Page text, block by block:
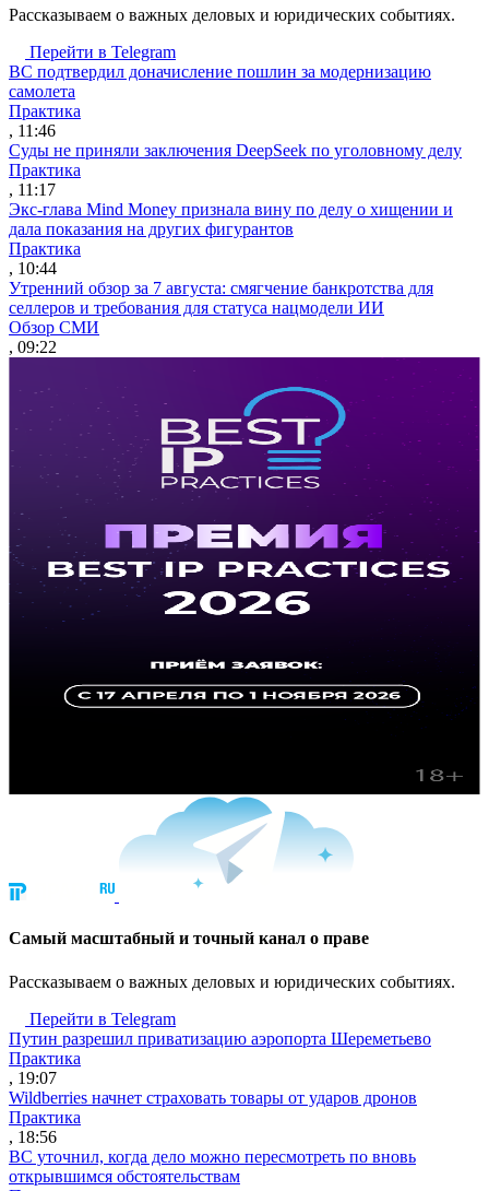
Рассказываем о важных деловых и юридических событиях.
Перейти в Telegram
ВС подтвердил доначисление пошлин за модернизацию
самолета
Практика
, 11:46
Суды не приняли заключения DeepSeek по уголовному делу
Практика
, 11:17
Экс-глава Mind Money признала вину по делу о хищении и
дала показания на других фигурантов
Практика
, 10:44
Утренний обзор за 7 августа: смягчение банкротства для
селлеров и требования для статуса нацмодели ИИ
Обзор СМИ
, 09:22
Cамый масштабный и точный канал о праве
Рассказываем о важных деловых и юридических событиях.
Перейти в Telegram
Путин разрешил приватизацию аэропорта Шереметьево
Практика
, 19:07
Wildberries начнет страховать товары от ударов дронов
Практика
, 18:56
ВС уточнил, когда дело можно пересмотреть по вновь
открывшимся обстоятельствам